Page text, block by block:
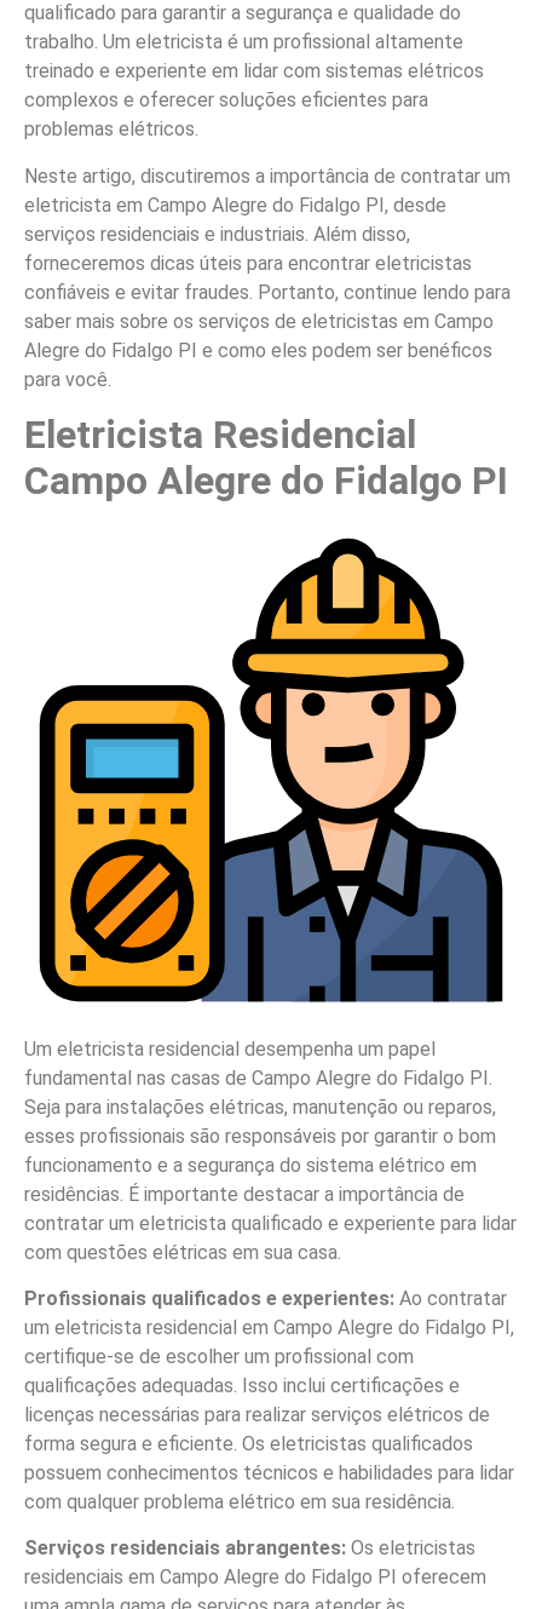
qualificado para garantir a segurança e qualidade do
trabalho. Um eletricista é um profissional altamente
treinado e experiente em lidar com sistemas elétricos
complexos e oferecer soluções eficientes para
problemas elétricos.
Neste artigo, discutiremos a importância de contratar um
eletricista em Campo Alegre do Fidalgo PI, desde
serviços residenciais e industriais. Além disso,
forneceremos dicas úteis para encontrar eletricistas
confiáveis e evitar fraudes. Portanto, continue lendo para
saber mais sobre os serviços de eletricistas em Campo
Alegre do Fidalgo PI e como eles podem ser benéficos
para você.
Eletricista Residencial
Campo Alegre do Fidalgo PI
Um eletricista residencial desempenha um papel
fundamental nas casas de Campo Alegre do Fidalgo PI.
Seja para instalações elétricas, manutenção ou reparos,
esses profissionais são responsáveis por garantir o bom
funcionamento e a segurança do sistema elétrico em
residências. É importante destacar a importância de
contratar um eletricista qualificado e experiente para lidar
com questões elétricas em sua casa.
Profissionais qualificados e experientes: Ao contratar
um eletricista residencial em Campo Alegre do Fidalgo PI,
certifique-se de escolher um profissional com
qualificações adequadas. Isso inclui certificações e
licenças necessárias para realizar serviços elétricos de
forma segura e eficiente. Os eletricistas qualificados
possuem conhecimentos técnicos e habilidades para lidar
com qualquer problema elétrico em sua residência.
Serviços residenciais abrangentes: Os eletricistas
residenciais em Campo Alegre do Fidalgo PI oferecem